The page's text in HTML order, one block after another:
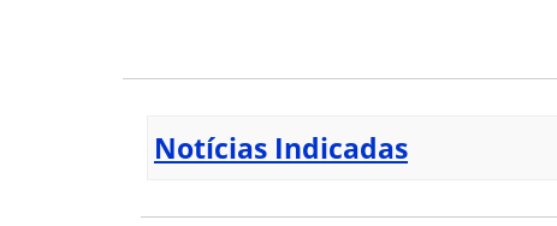
Notícias Indicadas